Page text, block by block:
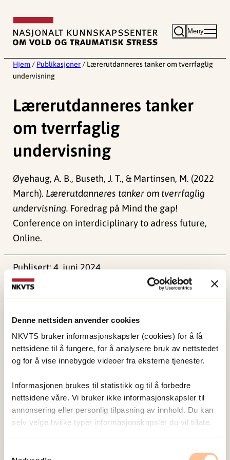
Denne nettsiden anvender cookies
NKVTS bruker informasjonskapsler (cookies) for å få
nettsidene til å fungere, for å analysere bruk av nettstedet
og for å vise innebygde videoer fra eksterne tjenester.
Informasjonen brukes til statistikk og til å forbedre
nettsidene våre. Vi bruker ikke informasjonskapsler til
annonsering eller personlig tilpasning av innhold. Du kan
selv velge hvilke typer informasjonskapsler du vil tillate.
innhold
Meny
Hjem / Publikasjoner / Lærerutdanneres tanker om tverrfaglig
undervisning
Lærerutdanneres tanker
om tverrfaglig
undervisning
Øyehaug, A. B., Buseth, J. T., & Martinsen, M. (2022
March). Lærerutdanneres tanker om tverrfaglig
undervisning. Foredrag på Mind the gap!
Conference on interdiciplinary to adress future,
Online.
Publisert:4. juni 2024
Sist redigert:
NKVTS utvikler og sprer kunnskap og kompetanse
til å forebygge og redusere de helsemessige og
sosiale konsekvensene som vold og traumatisk
stress kan medføre.